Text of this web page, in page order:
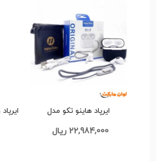
ایرپاد هاینو تکو مدل
تک و عمده
22,984,000 ریال